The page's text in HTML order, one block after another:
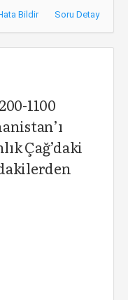
Bildir Soru Detay
1100
Çağ’daki